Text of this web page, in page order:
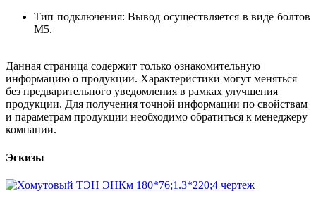
Тип подключения: Вывод осуществляется в виде болтов
М5.
Данная страница содержит только ознакомительную
информацию о продукции. Характеристики могут меняться
без предварительного уведомления в рамках улучшения
продукции. Для получения точной информации по свойствам
и параметрам продукции необходимо обратиться к менеджеру
компании.
Эскизы